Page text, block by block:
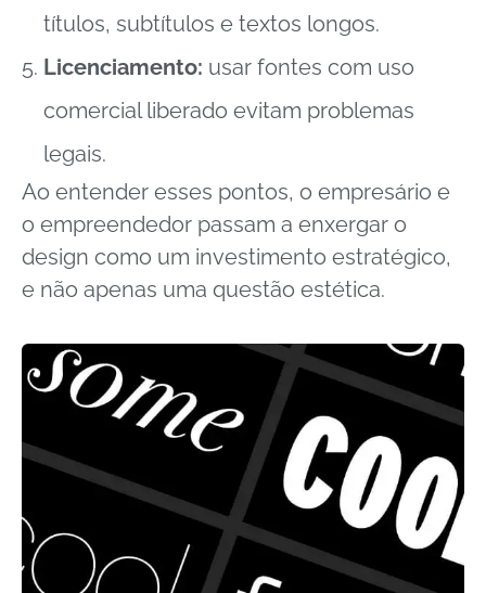
títulos, subtítulos e textos longos.
Licenciamento: usar fontes com uso
comercial liberado evitam problemas
legais.
Ao entender esses pontos, o empresário e
o empreendedor passam a enxergar o
design como um investimento estratégico,
e não apenas uma questão estética.